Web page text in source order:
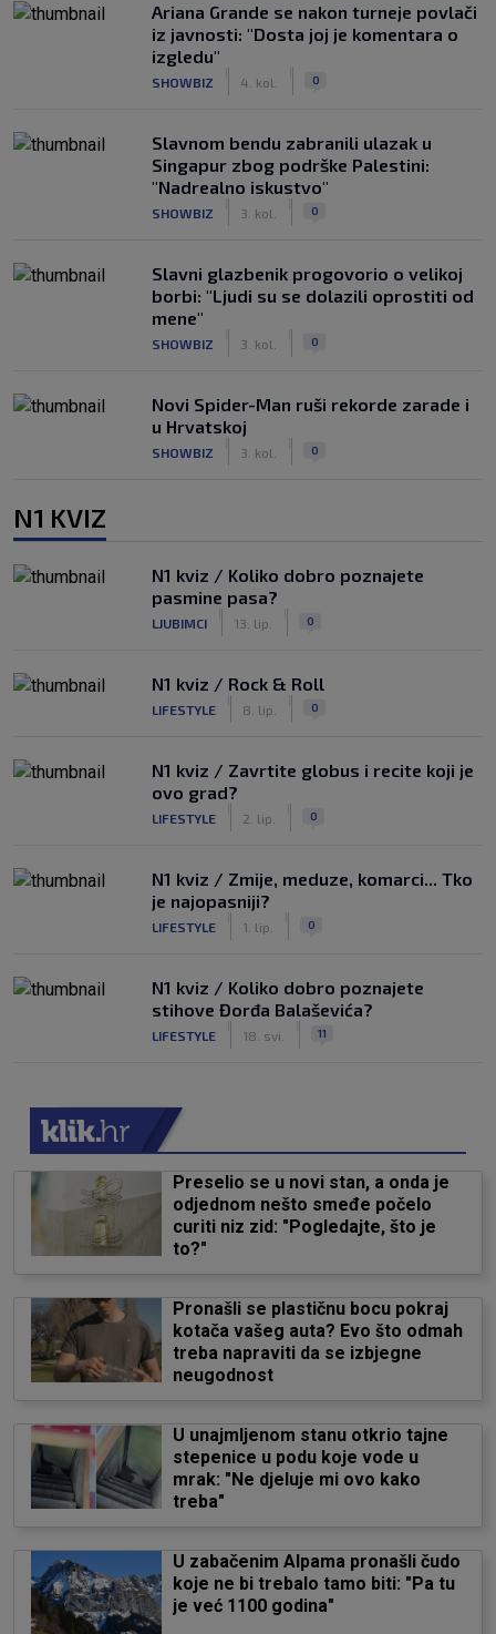
Ariana Grande se nakon turneje povlači
iz javnosti: "Dosta joj je komentara o
izgledu"
SHOWBIZ 4. kol. 0
Slavnom bendu zabranili ulazak u
Singapur zbog podrške Palestini:
"Nadrealno iskustvo"
SHOWBIZ 3. kol. 0
Slavni glazbenik progovorio o velikoj
borbi: "Ljudi su se dolazili oprostiti od
mene"
SHOWBIZ 3. kol. 0
Novi Spider-Man ruši rekorde zarade i
u Hrvatskoj
SHOWBIZ 3. kol. 0
N1 KVIZ
N1 kviz / Koliko dobro poznajete
pasmine pasa?
LJUBIMCI 13. lip. 0
N1 kviz / Rock & Roll
LIFESTYLE 8. lip. 0
N1 kviz / Zavrtite globus i recite koji je
ovo grad?
LIFESTYLE 2. lip. 0
N1 kviz / Zmije, meduze, komarci... Tko
je najopasniji?
LIFESTYLE 1. lip. 0
N1 kviz / Koliko dobro poznajete
stihove Đorđa Balaševića?
LIFESTYLE 18. svi. 11
Preselio se u novi stan, a onda je
odjednom nešto smeđe počelo
curiti niz zid: "Pogledajte, što je
to?"
Pronašli se plastičnu bocu pokraj
kotača vašeg auta? Evo što odmah
treba napraviti da se izbjegne
neugodnost
U unajmljenom stanu otkrio tajne
stepenice u podu koje vode u
mrak: "Ne djeluje mi ovo kako
treba"
U zabačenim Alpama pronašli čudo
koje ne bi trebalo tamo biti: "Pa tu
je već 1100 godina"